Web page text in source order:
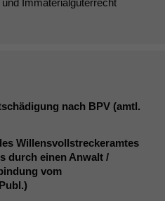
Immaterialgüterrecht
nach BPV (amtl.
Willensvollstreckeramtes
durch einen Anwalt /
vom
optional, es
Statistiken
Um unsere
Website zu